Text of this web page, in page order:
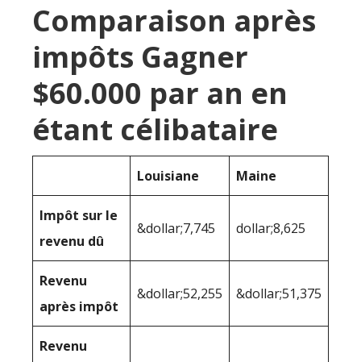
Comparaison après
impôts Gagner
$60.000 par an en
étant célibataire
Louisiane Maine
Impôt sur le
revenu dû
&dollar;7,745 dollar;8,625
Revenu
après impôt
&dollar;52,255 &dollar;51,375
Revenu